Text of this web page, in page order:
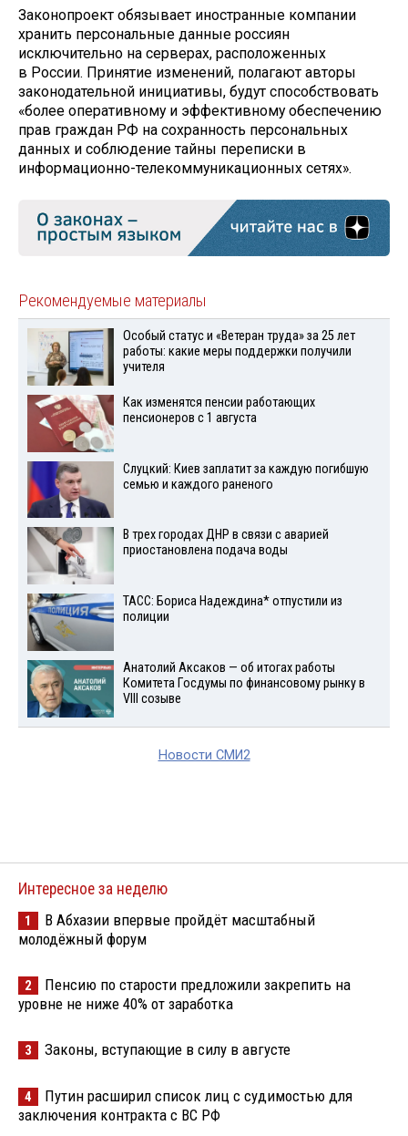
Законопроект обязывает иностранные компании
хранить персональные данные россиян
исключительно на серверах, расположенных
в России. Принятие изменений, полагают авторы
законодательной инициативы, будут способствовать
«более оперативному и эффективному обеспечению
прав граждан РФ на сохранность персональных
данных и соблюдение тайны переписки в
информационно-телекоммуникационных сетях».
Рекомендуемые материалы
Особый статус и «Ветеран труда» за 25 лет
работы: какие меры поддержки получили
учителя
Как изменятся пенсии работающих
пенсионеров с 1 августа
Слуцкий: Киев заплатит за каждую погибшую
семью и каждого раненого
В трех городах ДНР в связи с аварией
приостановлена подача воды
ТАСС: Бориса Надеждина* отпустили из
полиции
Анатолий Аксаков — об итогах работы
Комитета Госдумы по финансовому рынку в
VIII созыве
Новости СМИ2
Интересное за неделю
1
В Абхазии впервые пройдёт масштабный
молодёжный форум
2
Пенсию по старости предложили закрепить на
уровне не ниже 40% от заработка
3 Законы, вступающие в силу в августе
4
Путин расширил список лиц с судимостью для
заключения контракта с ВС РФ